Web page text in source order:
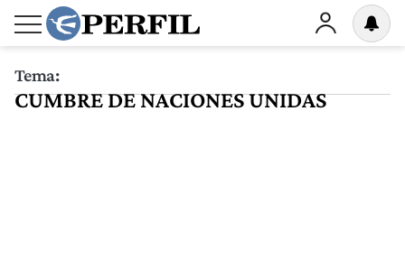
Tema:
CUMBRE DE NACIONES UNIDAS